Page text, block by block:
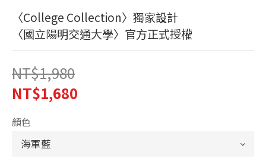
〈College Collection〉獨家設計
〈國立陽明交通大學〉官方正式授權
NT$1,980
NT$1,680
顏色